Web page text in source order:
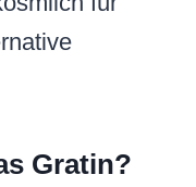
Gratin?